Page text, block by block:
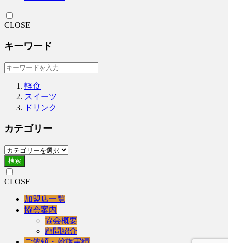
CLOSE
キーワード
軽食
スイーツ
ドリンク
カテゴリー
検索
CLOSE
加盟店一覧
協会案内
協会概要
顧問紹介